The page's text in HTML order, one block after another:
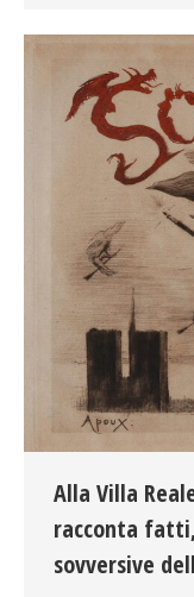
Alla Villa
racconta
sovversive